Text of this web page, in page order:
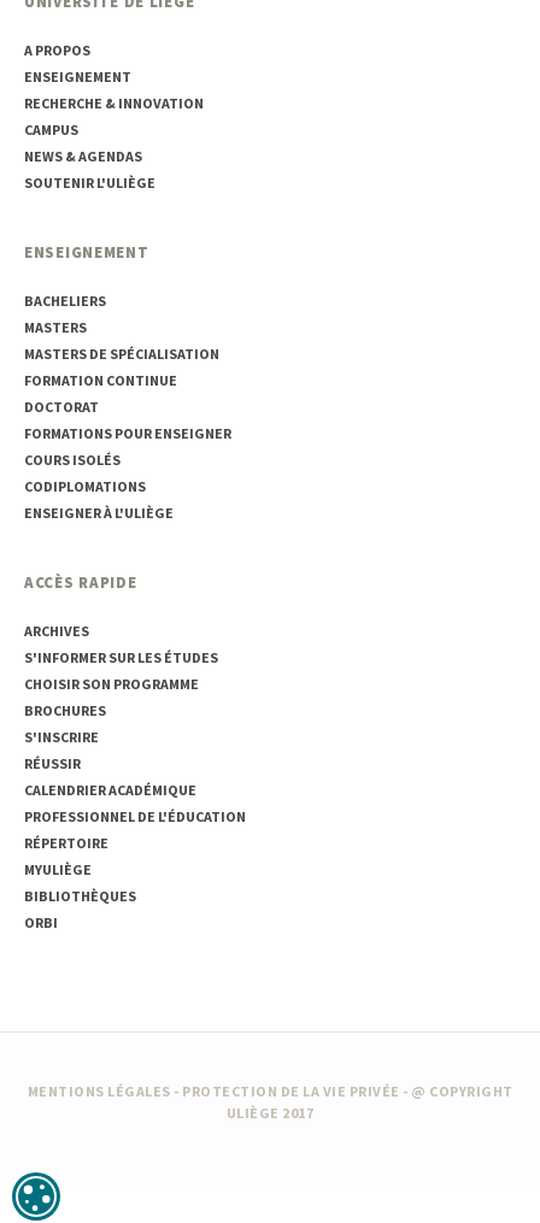
A PROPOS
ENSEIGNEMENT
RECHERCHE & INNOVATION
CAMPUS
NEWS & AGENDAS
SOUTENIR L'ULIÈGE
ENSEIGNEMENT
BACHELIERS
MASTERS
MASTERS DE SPÉCIALISATION
FORMATION CONTINUE
DOCTORAT
FORMATIONS POUR ENSEIGNER
COURS ISOLÉS
CODIPLOMATIONS
ENSEIGNER À L'ULIÈGE
ACCÈS RAPIDE
ARCHIVES
S'INFORMER SUR LES ÉTUDES
CHOISIR SON PROGRAMME
BROCHURES
S'INSCRIRE
RÉUSSIR
CALENDRIER ACADÉMIQUE
PROFESSIONNEL DE L'ÉDUCATION
RÉPERTOIRE
MYULIÈGE
BIBLIOTHÈQUES
ORBI
MENTIONS LÉGALES - PROTECTION DE LA VIE PRIVÉE - @ COPYRIGHT
ULIÈGE 2017